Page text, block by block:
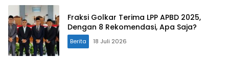
Fraksi Golkar Terima LPP APBD 2025,
Dengan 8 Rekomendasi, Apa Saja?
Berita 18 Juli 2026